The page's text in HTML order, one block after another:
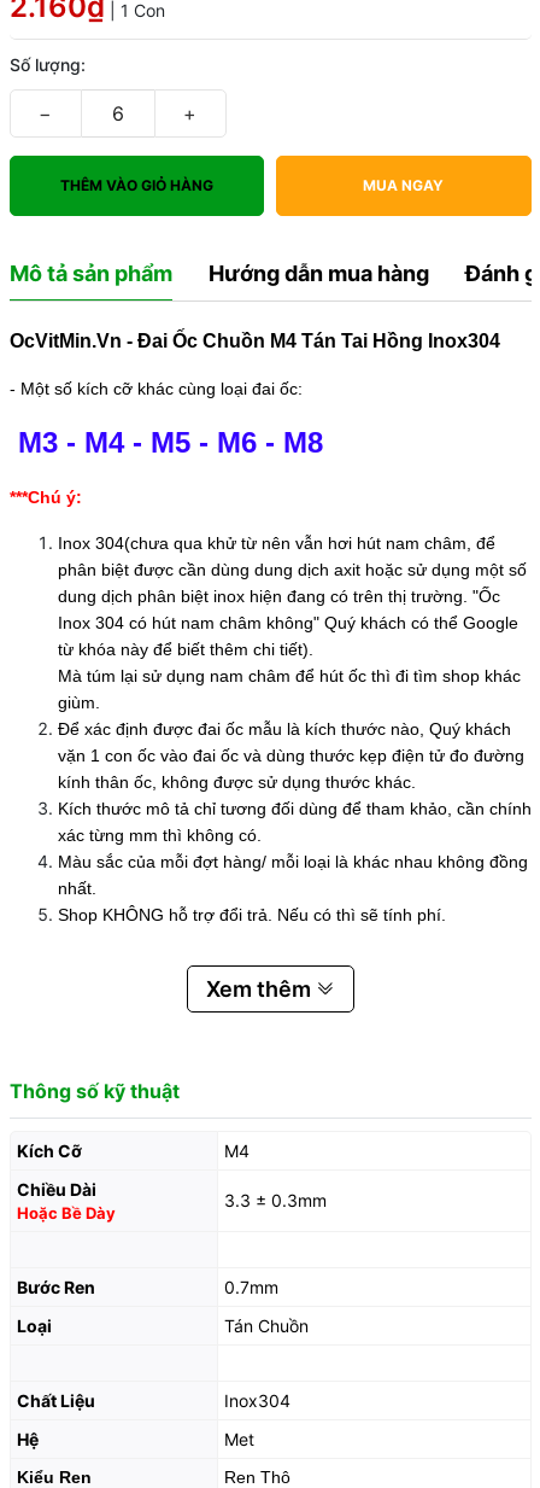
| 1 Con
Số lượng:
− +
THÊM VÀO GIỎ HÀNG MUA NGAY
Mô tả sản phẩm Hướng dẫn mua hàng Đánh
OcVitMin.Vn - Đai Ốc Chuồn M4 Tán Tai Hồng Inox304
- Một số kích cỡ khác cùng loại đai ốc:
M3- M4- M5- M6- M8
***Chú ý:
Inox 304(chưa qua khử từ nên vẫn hơi hút nam châm, để
phân biệt được cần dùng dung dịch axit hoặc sử dụng một số
dung dịch phân biệt inox hiện đang có trên thị trường. "Ốc
Inox 304 có hút nam châm không" Quý khách có thể Google
từ khóa này để biết thêm chi tiết).
Mà túm lại sử dụng nam châm để hút ốc thì đi tìm shop khác
giùm.
Để xác định được đai ốc mẫu là kích thước nào, Quý khách
vặn 1 con ốc vào đai ốc và dùng thước kẹp điện tử đo đường
kính thân ốc, không được sử dụng thước khác.
Kích thước mô tả chỉ tương đối dùng để tham khảo, cần chính
xác từng mm thì không có.
Màu sắc của mỗi đợt hàng/ mỗi loại là khác nhau không đồng
nhất.
Shop KHÔNG hỗ trợ đổi trả. Nếu có thì sẽ tính phí.
Xem thêm
Thông số kỹ thuật
Kích Cỡ
M4
Chiều Dài
Hoặc Bề Dày
3.3 ± 0.3mm
Bước Ren
0.7mm
Loại
Tán Chuồn
Chất Liệu
Inox304
Hệ
Met
Kiểu Ren Ren Thô